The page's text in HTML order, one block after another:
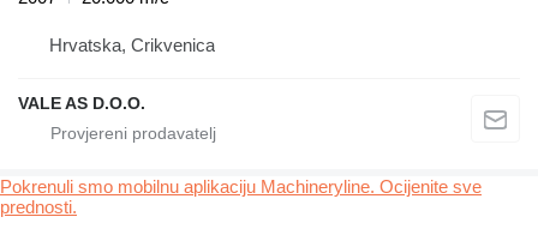
Hrvatska, Crikvenica
VALE AS D.O.O.
Pokrenuli smo mobilnu aplikaciju Machineryline. Ocijenite sve
prednosti.